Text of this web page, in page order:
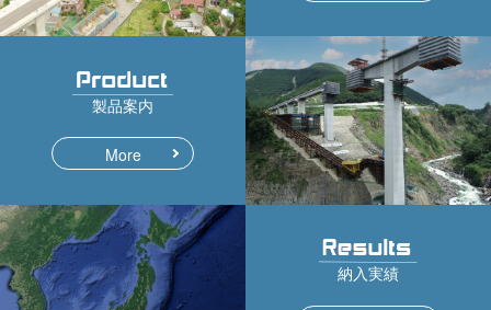
製品案内
More
納入実績